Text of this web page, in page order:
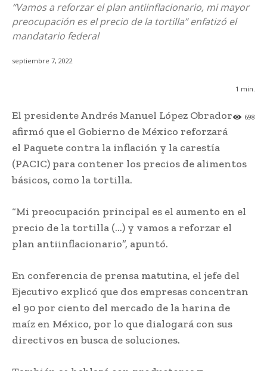
“Vamos a reforzar el plan antiinflacionario, mi mayor
preocupación es el precio de la tortilla” enfatizó el
mandatario federal
septiembre 7, 2022
1 min.
698
El presidente Andrés Manuel López Obrador
afirmó que el Gobierno de México reforzará
el Paquete contra la inflación y la carestía
(PACIC) para contener los precios de alimentos
básicos, como la tortilla.
“Mi preocupación principal es el aumento en el
precio de la tortilla (…) y vamos a reforzar el
plan antiinflacionario”, apuntó.
En conferencia de prensa matutina, el jefe del
Ejecutivo explicó que dos empresas concentran
el 90 por ciento del mercado de la harina de
maíz en México, por lo que dialogará con sus
directivos en busca de soluciones.